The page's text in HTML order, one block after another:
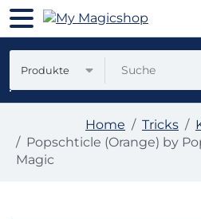
Produkte
Home Tricks
Popschticle (Orange) by
Magic